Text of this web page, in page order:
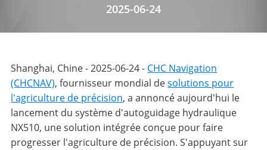
2025-06-24
Shanghai, Chine - 2025-06-24 - CHC Navigation
(CHCNAV), fournisseur mondial desolutions pour
l'agriculture de précision, a annoncé aujourd'hui le
lancement du système d'autoguidage hydraulique
NX510, une solution intégrée conçue pour faire
progresser l'agriculture de précision. S'appuyant sur